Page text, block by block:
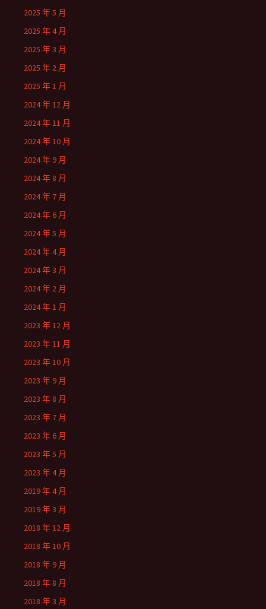
2025 年 5 月
2025 年 4 月
2025 年 3 月
2025 年 2 月
2025 年 1 月
2024 年 12 月
2024 年 11 月
2024 年 10 月
2024 年 9 月
2024 年 8 月
2024 年 7 月
2024 年 6 月
2024 年 5 月
2024 年 4 月
2024 年 3 月
2024 年 2 月
2024 年 1 月
2023 年 12 月
2023 年 11 月
2023 年 10 月
2023 年 9 月
2023 年 8 月
2023 年 7 月
2023 年 6 月
2023 年 5 月
2023 年 4 月
2019 年 4 月
2019 年 3 月
2018 年 12 月
2018 年 10 月
2018 年 9 月
2018 年 8 月
2018 年 3 月